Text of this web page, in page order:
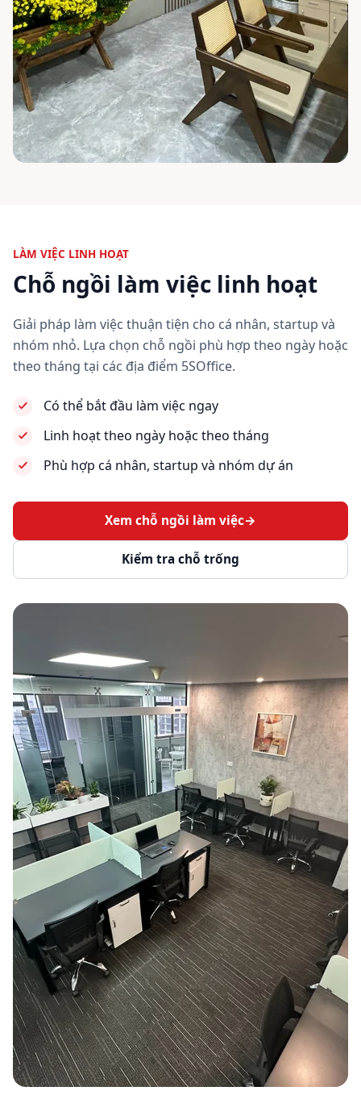
LÀM VIỆC LINH HOẠT
Chỗ ngồi làm việc linh hoạt
Giải pháp làm việc thuận tiện cho cá nhân, startup và
nhóm nhỏ. Lựa chọn chỗ ngồi phù hợp theo ngày hoặc
theo tháng tại các địa điểm 5SOffice.
Có thể bắt đầu làm việc ngay
Linh hoạt theo ngày hoặc theo tháng
Phù hợp cá nhân, startup và nhóm dự án
Xem chỗ ngồi làm việc→
Kiểm tra chỗ trống